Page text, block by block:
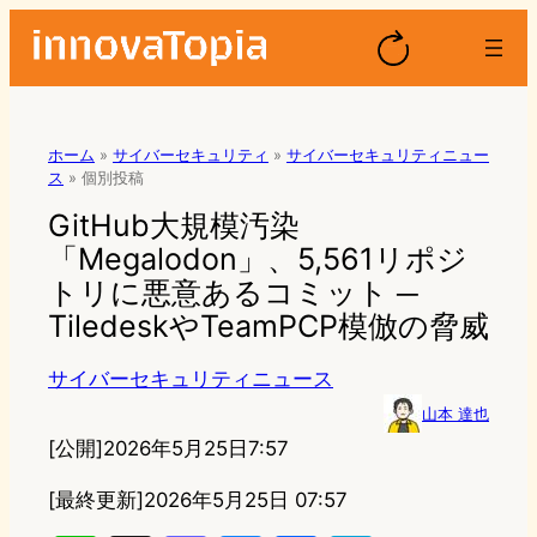
ホーム » サイバーセキュリティ » サイバーセキュリティニュー
ス » 個別投稿
GitHub大規模汚染
「Megalodon」、5,561リポジ
トリに悪意あるコミット ─
TiledeskやTeamPCP模倣の脅威
サイバーセキュリティニュース
山本 達也
[公開]2026年5月25日7:57
[最終更新]2026年5月25日 07:57